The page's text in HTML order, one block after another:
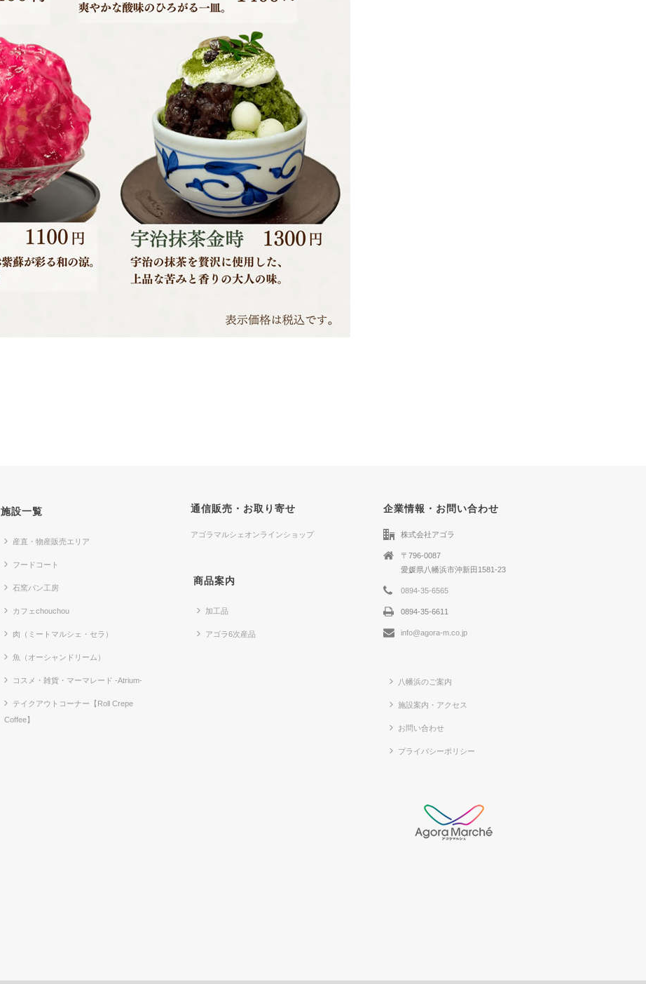
施設一覧
産直・物産販売エリア
フードコート
石窯パン工房
カフェchouchou
肉（ミートマルシェ・セラ）
魚（オーシャンドリーム）
コスメ・雑貨・マーマレード -Atrium-
テイクアウトコーナー【Roll Crepe
Coffee】
通信販売・お取り寄せ
アゴラマルシェオンラインショップ
商品案内
加工品
アゴラ6次産品
企業情報・お問い合わせ
株式会社アゴラ
〒796-0087
愛媛県八幡浜市沖新田1581-23
0894-35-6565
0894-35-6611
info@agora-m.co.jp
八幡浜のご案内
施設案内・アクセス
お問い合わせ
プライバシーポリシー